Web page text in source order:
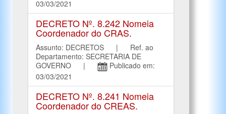
03/03/2021
DECRETO Nº. 8.242 Nomeia
Coordenador do CRAS.
Assunto: DECRETOS | Ref. ao
Departamento: SECRETARIA DE
GOVERNO |
Publicado em:
03/03/2021
DECRETO Nº. 8.241 Nomeia
Coordenador do CREAS.